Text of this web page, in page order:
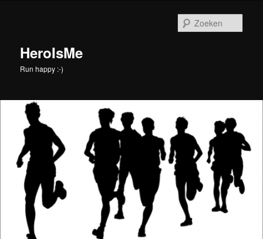
inhoudHeroIsMe
Run happy :-)